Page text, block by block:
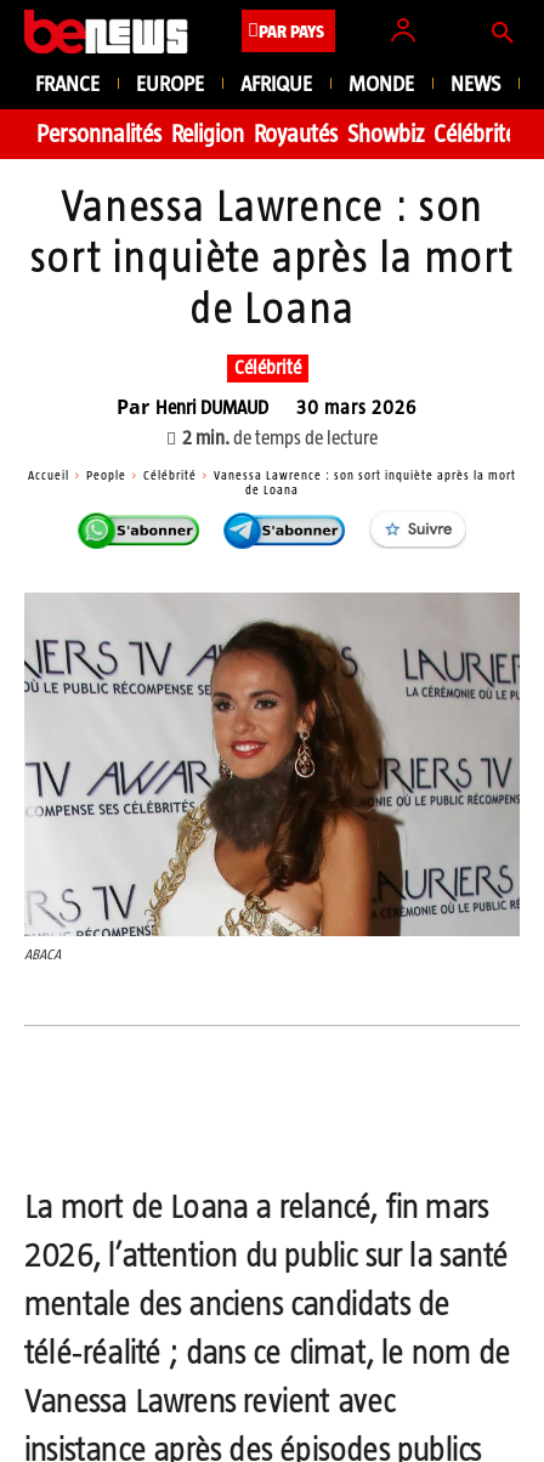
PAR PAYS
FRANCE EUROPE AFRIQUE MONDE NEWS
Personnalités Religion Royautés Showbiz Célébrité
Vanessa Lawrence : son
sort inquiète après la mort
de Loana
Célébrité
Par Henri DUMAUD
30 mars 2026
2 min.de temps de lecture
Accueil People Célébrité
Vanessa Lawrence : son sort inquiète après la mort
de Loana
ABACA
La mort de Loana a relancé, fin mars
2026, l’attention du public sur la santé
mentale des anciens candidats de
télé‑réalité ; dans ce climat, le nom de
Vanessa Lawrensrevient avec
insistance après des épisodes publics